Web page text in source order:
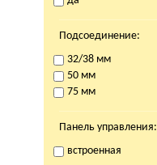
Подсоединение:
32/38 мм
50 мм
75 мм
Панель управления:
встроенная